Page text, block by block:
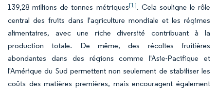
139,28 millions de tonnes métriques[1]. Cela souligne le rôle
central des fruits dans l'agriculture mondiale et les régimes
alimentaires, avec une riche diversité contribuant à la
production totale. De même, des récoltes fruitières
abondantes dans des régions comme l'Asie-Pacifique et
l'Amérique du Sud permettent non seulement de stabiliser les
coûts des matières premières, mais encouragent également